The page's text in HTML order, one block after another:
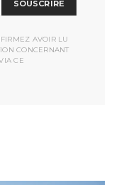
SOUSCRIRE
AVOIR LU
CONCERNANT
CE